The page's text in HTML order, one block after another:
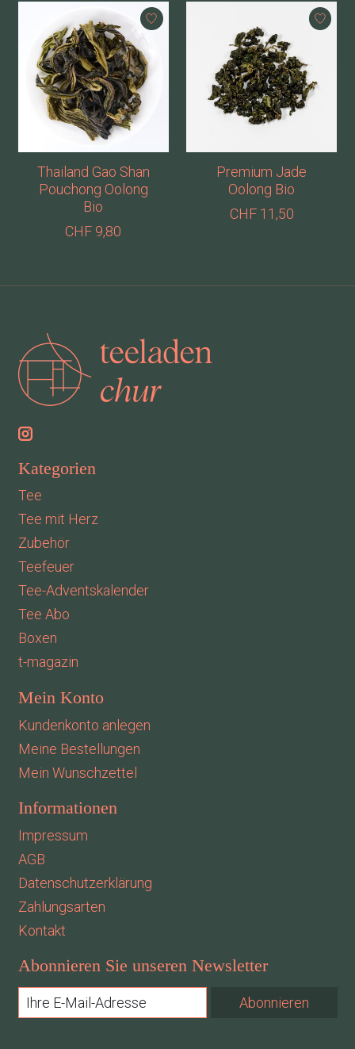
Thailand Gao Shan
Pouchong Oolong
Bio
CHF 9,80
Premium Jade
Oolong Bio
CHF 11,50
Kategorien
Tee
Tee mit Herz
Zubehör
Teefeuer
Tee-Adventskalender
Tee Abo
Boxen
t-magazin
Mein Konto
Kundenkonto anlegen
Meine Bestellungen
Mein Wunschzettel
Informationen
Impressum
AGB
Datenschutzerklärung
Zahlungsarten
Kontakt
Abonnieren Sie unseren Newsletter
Abonnieren